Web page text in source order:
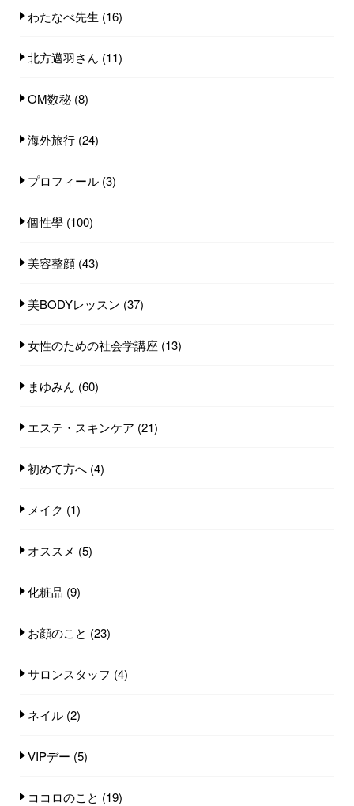
わたなべ先生 (16)
北方邁羽さん (11)
OM数秘 (8)
海外旅行 (24)
プロフィール (3)
個性學 (100)
美容整顔 (43)
美BODYレッスン (37)
女性のための社会学講座 (13)
まゆみん (60)
エステ・スキンケア (21)
初めて方へ (4)
メイク (1)
オススメ (5)
化粧品 (9)
お顔のこと (23)
サロンスタッフ (4)
ネイル (2)
VIPデー (5)
ココロのこと (19)